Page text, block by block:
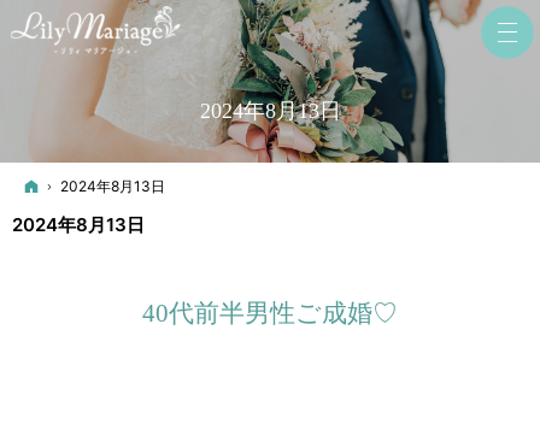
2024年8月13日
ホーム
2024年8月13日
2024年8月13日
40代前半男性ご成婚♡